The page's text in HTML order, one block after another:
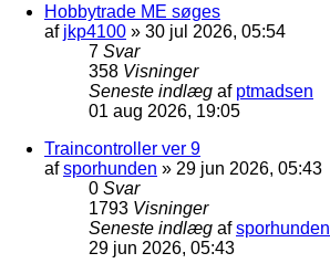
Hobbytrade ME søges
af jkp4100 » 30 jul 2026, 05:54
7 Svar
358 Visninger
Seneste indlæg af ptmadsen
01 aug 2026, 19:05
Traincontroller ver 9
afsporhunden » 29 jun 2026, 05:43
0 Svar
1793 Visninger
Seneste indlæg afsporhunden
29 jun 2026, 05:43